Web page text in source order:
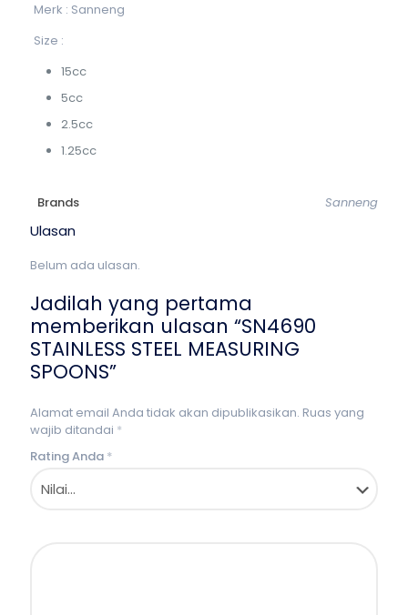
Merk : Sanneng
Size :
15cc
5cc
2.5cc
1.25cc
Brands Sanneng
Ulasan
Belum ada ulasan.
Jadilah yang pertama
memberikan ulasan “SN4690
STAINLESS STEEL MEASURING
SPOONS”
Alamat email Anda tidak akan dipublikasikan. Ruas yang
wajib ditandai *
Rating Anda *